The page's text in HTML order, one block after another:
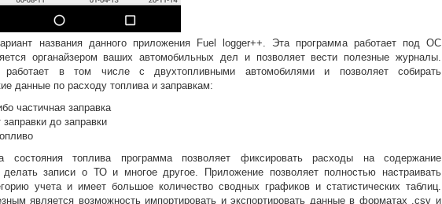
названия данного приложения Fuel logger++. Эта программа работает под ОС
органайзером ваших автомобильных дел и позволяет вести полезные журналы.
работает в том числе с двухтопливными автомобилями и позволяет собирать
данные по расходу топлива и заправкам:
частичная заправка
до заправки
состояния топлива программа позволяет фиксировать расходы на содержание
делать записи о ТО и многое другое. Приложение позволяет полностью настраивать
учета и имеет большое количество сводных графиков и статистических таблиц.
является возможность импортировать и экспортировать данные в форматах .csv и